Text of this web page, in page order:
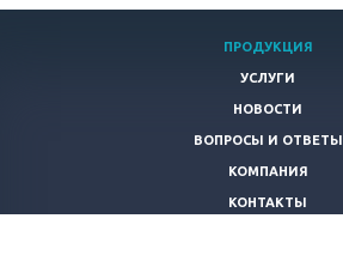
ПРОДУКЦИЯ
УСЛУГИ
НОВОСТИ
ВОПРОСЫ И ОТВЕТЫ
КОМПАНИЯ
КОНТАКТЫ